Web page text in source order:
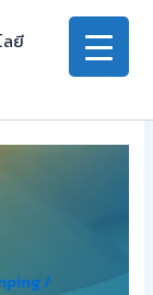
ลยี
/